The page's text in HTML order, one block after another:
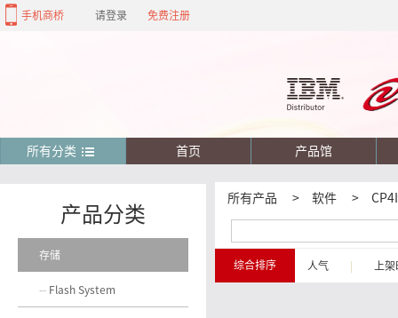
手机商桥 请登录 免费注册
所有分类 首页 产品馆
所有产品 > 软件 > CP4I
综合排序 人气 上
产品分类
存储
Flash System